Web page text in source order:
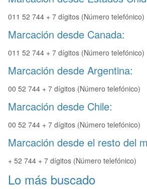
011 52 744 + 7 dígitos (Número telefónico)
Marcación desde Canada:
011 52 744 + 7 dígitos (Número telefónico)
Marcación desde Argentina:
00 52 744 + 7 dígitos (Número telefónico)
Marcación desde Chile:
00 52 744 + 7 dígitos (Número telefónico)
Marcación desde el resto del
+ 52 744 + 7 dígitos (Número telefónico)
Lo más buscado